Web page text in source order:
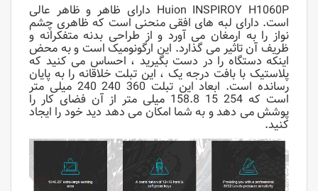
Huion INSPIROY H1060P دارای ظاهر و ظاهر عالی
است. دارای لبه های افقی منحنی است که ظاهری چشم
نواز را به ارمغان می آورد و از طراحی بدنه متفکرانه و
ظریف آن تاثیر می گذارد. این ارگونومیک است و به محض
اینکه دستگاه را در دست بگیرید ، احساس می کنید که
پلاستیک با بافت درجه یک ، این تبلت خلاقانه را به پایان
رسانده است. ابعاد این تبلت 360 240 240 میلی متر
است که 254 15 158.8 میلی متر از آن فضای کار را
پوشش می دهد و به شما امکان می دهد دید خود را ایجاد
کنید.